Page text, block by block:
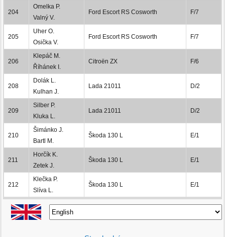
204
Omelka P.
Valný V.
Ford Escort RS Cosworth F/7
205
Uher O.
Osička V.
Ford Escort RS Cosworth F/7
206
Klepáč M.
Říhánek I.
Citroën ZX F/6
208
Dolák L.
Kulhan J.
Lada 21011 D/2
209
Silber P.
Kluka L.
Lada 21011 D/2
210
Šimánko J.
Bartl M.
Škoda 130 L E/1
211
Horčík K.
Zetek J.
Škoda 130 L E/1
212
Klečka P.
Slíva L.
Škoda 130 L E/1